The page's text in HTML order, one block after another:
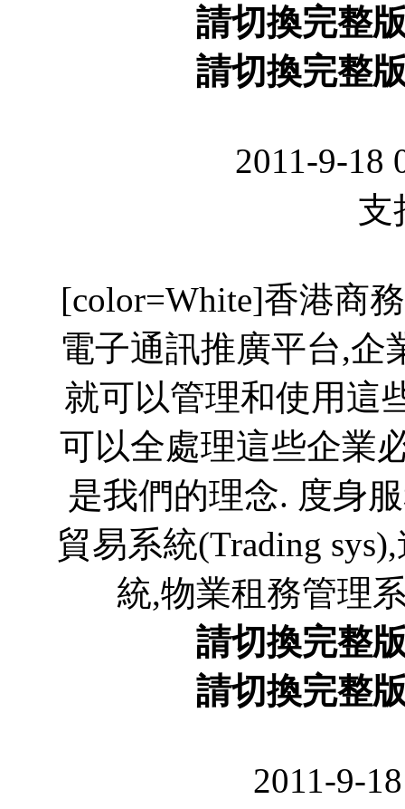
請切換完整
請切換完整
2011-9-18
支
[color=White]香港商
電子通訊推廣平台,企
就可以管理和使用這
可以全處理這些企業
是我們的理念. 度身
貿易系統(Trading
統,物業租務管理
請切換完整
請切換完整
2011-9-